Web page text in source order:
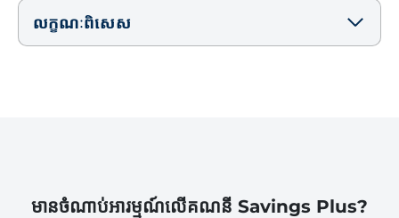
លក្ខណៈពិសេស
មានចំណាប់អារម្មណ៍លើគណនី Savings Plus?